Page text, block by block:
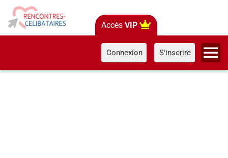
Accès VIP
Connexion S'inscrire